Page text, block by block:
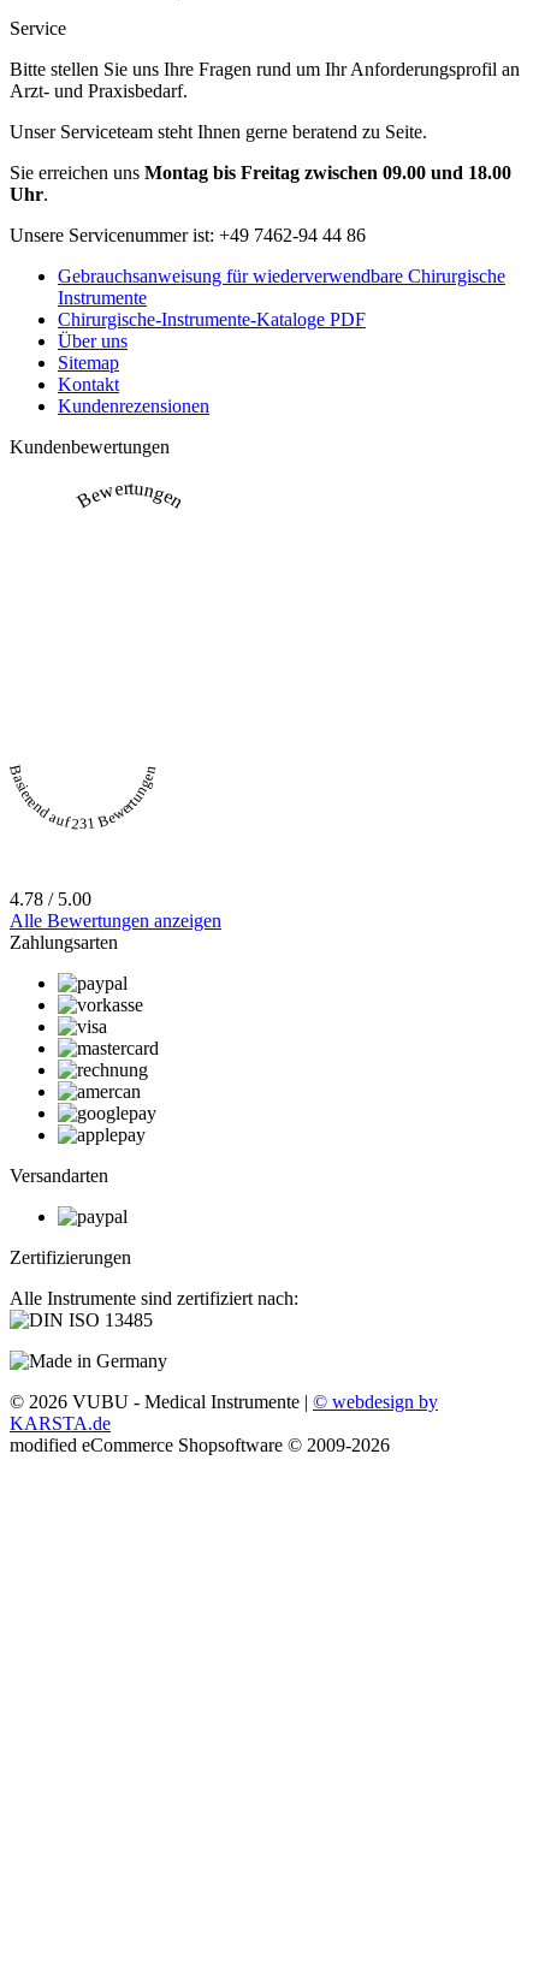
Service
Bitte stellen Sie uns Ihre Fragen rund um Ihr Anforderungsprofil an
Arzt- und Praxisbedarf.
Unser Serviceteam steht Ihnen gerne beratend zu Seite.
Sie erreichen uns Montag bis Freitag zwischen 09.00 und 18.00
Uhr.
Unsere Servicenummer ist: +49 7462-94 44 86
Gebrauchsanweisung für wiederverwendbare Chirurgische
Instrumente
Chirurgische-Instrumente-Kataloge PDF
Über uns
Sitemap
Kontakt
Kundenrezensionen
Kundenbewertungen
Bewertungen
Basierend auf 231 Bewertungen
4.78 / 5.00
Alle Bewertungen anzeigen
Zahlungsarten
Versandarten
Zertifizierungen
Alle Instrumente sind zertifiziert nach:
© 2026 VUBU - Medical Instrumente | © webdesign by
KARSTA.de
modified eCommerce Shopsoftware © 2009-2026